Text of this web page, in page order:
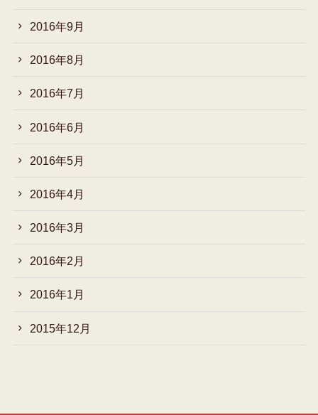
2016年9月
2016年8月
2016年7月
2016年6月
2016年5月
2016年4月
2016年3月
2016年2月
2016年1月
2015年12月